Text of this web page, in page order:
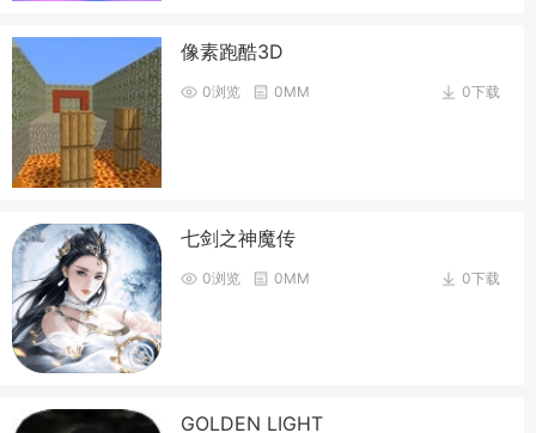
像素跑酷3D
0下载
0浏览 0MM
七剑之神魔传
0下载
0浏览 0MM
GOLDEN LIGHT